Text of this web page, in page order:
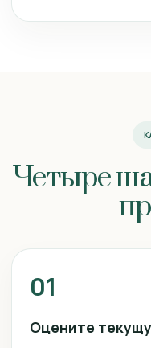
Четыре
01
Оцените